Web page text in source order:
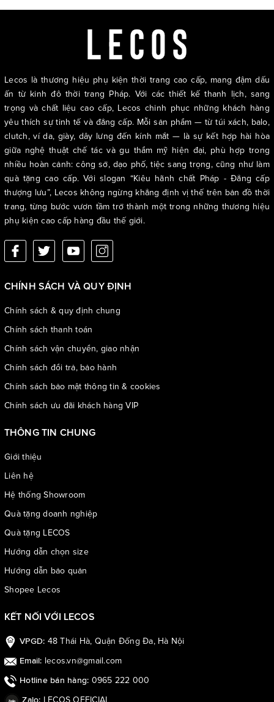
Lecos là thương hiệu phụ kiện thời trang cao cấp, mang đậm dấu
ấn từ kinh đô thời trang Pháp. Với các thiết kế thanh lịch, sang
trọng và chất liệu cao cấp, Lecos chinh phục những khách hàng
yêu thích sự tinh tế và đẳng cấp. Mỗi sản phẩm — từ túi xách, balo,
clutch, ví da, giày, dây lưng đến kính mắt — là sự kết hợp hài hòa
giữa nghệ thuật chế tác và gu thẩm mỹ hiện đại, phù hợp trong
nhiều hoàn cảnh: công sở, dạo phố, tiệc sang trọng, cũng như làm
quà tặng cao cấp. Với slogan “Kiêu hãnh chất Pháp - Đẳng cấp
thượng lưu”, Lecos không ngừng khẳng định vị thế trên bản đồ thời
trang, từng bước vươn tầm trở thành một trong những thương hiệu
phụ kiện cao cấp hàng đầu thế giới.
CHÍNH SÁCH VÀ QUY ĐỊNH
Chính sách & quy định chung
Chính sách thanh toán
Chính sách vận chuyển, giao nhận
Chính sách đổi trả, bảo hành
Chính sách bảo mật thông tin & cookies
Chính sách ưu đãi khách hàng VIP
THÔNG TIN CHUNG
Giới thiệu
Liên hệ
Hệ thống Showroom
Quà tặng doanh nghiệp
Quà tặng LECOS
Hướng dẫn chọn size
Hướng dẫn bảo quản
Shopee Lecos
KẾT NỐI VỚI LECOS
VPGD: 48 Thái Hà, Quận Đống Đa, Hà Nội
Email: lecos.vn@gmail.com
Hotline bán hàng: 0965 222 000